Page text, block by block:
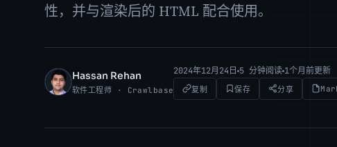
性，并与渲染后的 HTML 配合使用。
HR
Hassan Rehan
软件工程师 · Crawlbase
2024年12月24日 5 分钟阅读 1个月前更新
复制 保存 分享